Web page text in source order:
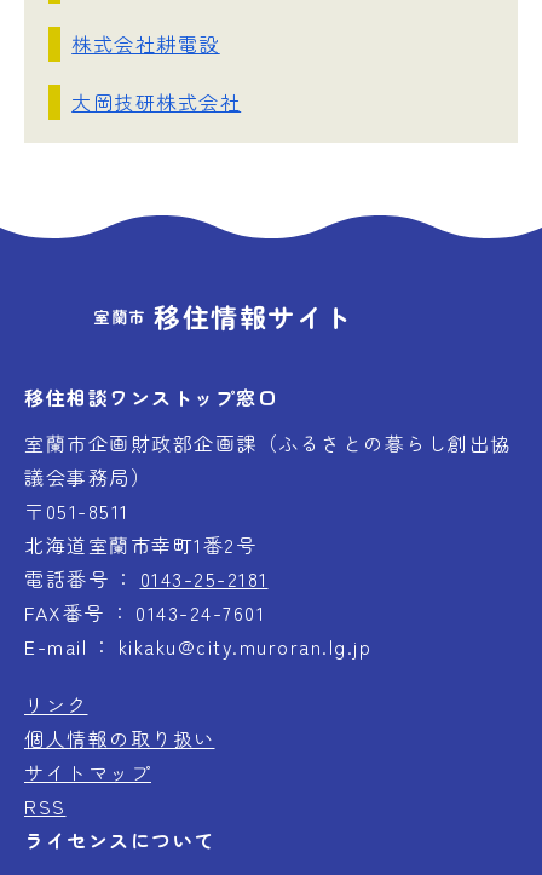
株式会社耕電設
大岡技研株式会社
室蘭市 移住情報サイト
移住相談ワンストップ窓口
室蘭市企画財政部企画課（ふるさとの暮らし創出協
議会事務局）
〒051-8511
北海道室蘭市幸町1番2号
電話番号
0143-25-2181
FAX番号
0143-24-7601
E-mail
kikaku@city.muroran.lg.jp
リンク
個人情報の取り扱い
サイトマップ
RSS
ライセンスについて